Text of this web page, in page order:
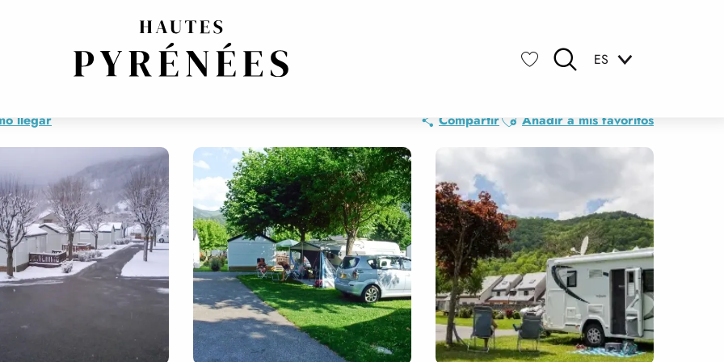
ES
llegar CompartirAjouter aux favoris
Añadir a mis favoritos